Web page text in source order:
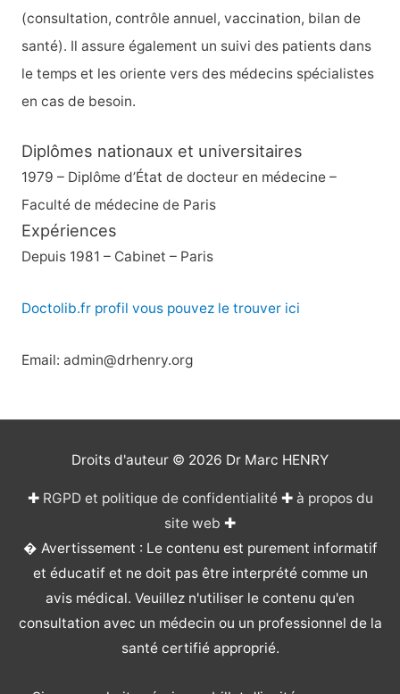
r
:
(consultation, contrôle annuel, vaccination, bilan de
santé). Il assure également un suivi des patients dans
le temps et les oriente vers des médecins spécialistes
en cas de besoin.
Diplômes nationaux et universitaires
1979 – Diplôme d’État de docteur en médecine –
Faculté de médecine de Paris
Expériences
Depuis 1981 – Cabinet – Paris
Doctolib.fr profil vous pouvez le trouver ici
Email: admin@drhenry.org
Droits d'auteur © 2026 Dr Marc HENRY
✚ RGPD et politique de confidentialité✚ à propos du
site web ✚
� Avertissement : Le contenu est purement informatif
et éducatif et ne doit pas être interprété comme un
avis médical. Veuillez n'utiliser le contenu qu'en
consultation avec un médecin ou un professionnel de la
santé certifié approprié.